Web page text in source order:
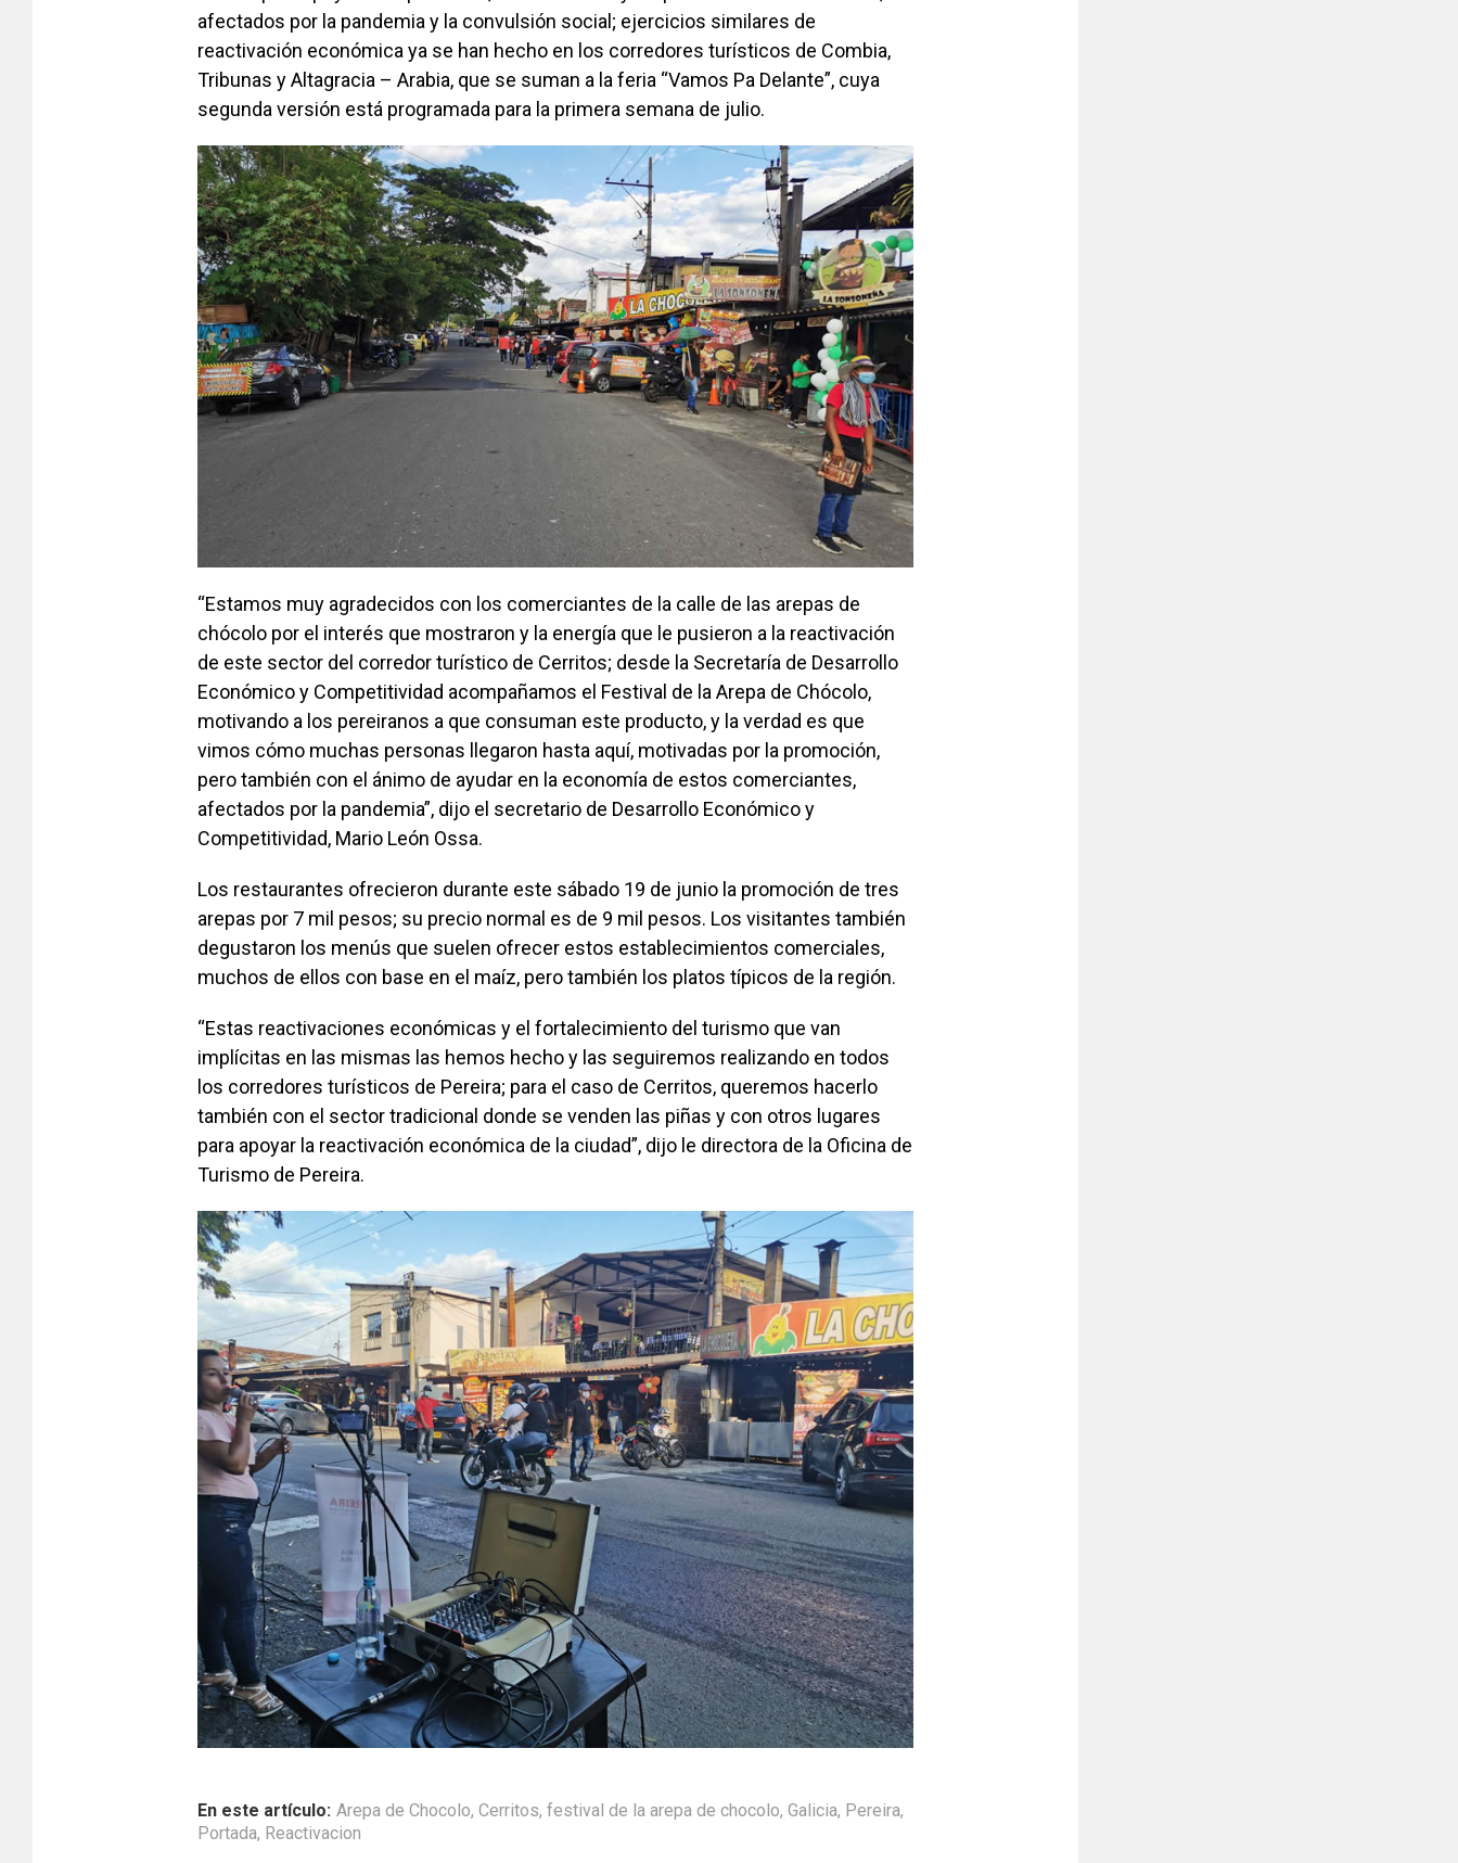
afectados por la pandemia y la convulsión social; ejercicios similares de
reactivación económica ya se han hecho en los corredores turísticos de Combia,
Tribunas y Altagracia – Arabia, que se suman a la feria “Vamos Pa Delante”, cuya
segunda versión está programada para la primera semana de julio.
“Estamos muy agradecidos con los comerciantes de la calle de las arepas de
chócolo por el interés que mostraron y la energía que le pusieron a la reactivación
de este sector del corredor turístico de Cerritos; desde la Secretaría de Desarrollo
Económico y Competitividad acompañamos el Festival de la Arepa de Chócolo,
motivando a los pereiranos a que consuman este producto, y la verdad es que
vimos cómo muchas personas llegaron hasta aquí, motivadas por la promoción,
pero también con el ánimo de ayudar en la economía de estos comerciantes,
afectados por la pandemia”, dijo el secretario de Desarrollo Económico y
Competitividad, Mario León Ossa.
Los restaurantes ofrecieron durante este sábado 19 de junio la promoción de tres
arepas por 7 mil pesos; su precio normal es de 9 mil pesos. Los visitantes también
degustaron los menús que suelen ofrecer estos establecimientos comerciales,
muchos de ellos con base en el maíz, pero también los platos típicos de la región.
“Estas reactivaciones económicas y el fortalecimiento del turismo que van
implícitas en las mismas las hemos hecho y las seguiremos realizando en todos
los corredores turísticos de Pereira; para el caso de Cerritos, queremos hacerlo
también con el sector tradicional donde se venden las piñas y con otros lugares
para apoyar la reactivación económica de la ciudad”, dijo le directora de la Oficina de
Turismo de Pereira.
En este artículo: Arepa de Chocolo, Cerritos, festival de la arepa de chocolo, Galicia, Pereira,
Portada, Reactivacion